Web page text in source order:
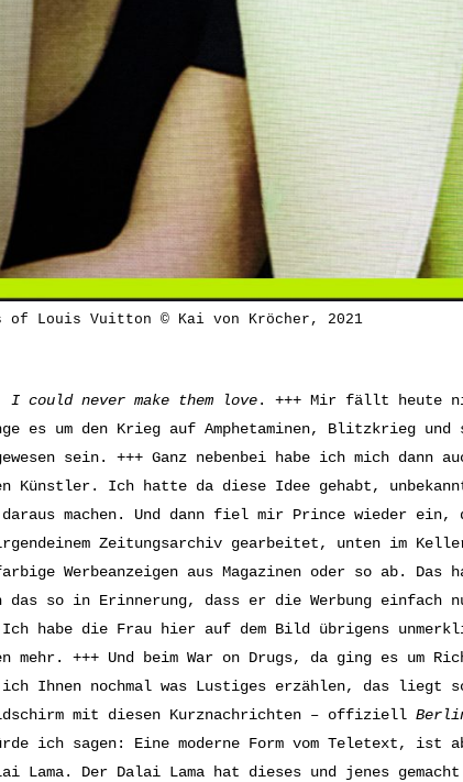
of Louis Vuitton © Kai von Kröcher, 2021
I could never make them love. +++ Mir fällt heute
es um den Krieg auf Amphetaminen, Blitzkrieg
sein. +++ Ganz nebenbei habe ich mich dann
Künstler. Ich hatte da diese Idee gehabt,
machen. Und dann fiel mir Prince wieder
Zeitungsarchiv gearbeitet, unten im
Werbeanzeigen aus Magazinen oder so ab. Das
so in Erinnerung, dass er die Werbung einfach
habe die Frau hier auf dem Bild übrigens
+++ Und beim War on Drugs, da ging es um
Ihnen nochmal was Lustiges erzählen, das liegt
mit diesen Kurznachrichten – offiziell
ich sagen: Eine moderne Form vom Teletext,
Lama. Der Dalai Lama hat dieses und jenes